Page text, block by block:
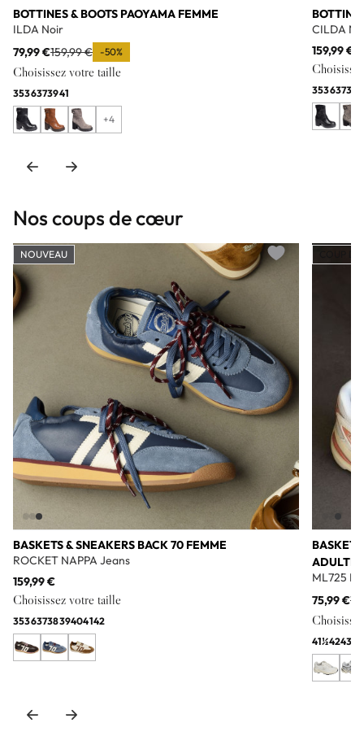
BOTTINES & BOOTS PAOYAMA FEMME
ILDA Noir
79,99 €159,99 € -50%
Choisissez votre taille
3536373941
+4
CILDA
159,99 €
35363738
Nos coups de cœur
BASKETS & SNEAKERS BACK 70 FEMME
ROCKET NAPPA Jeans
159,99 €
Choisissez votre taille
3536373839404142
NOUVEAU
Add to wishlist
ADULTE
ML725
75,99 €
41½4243